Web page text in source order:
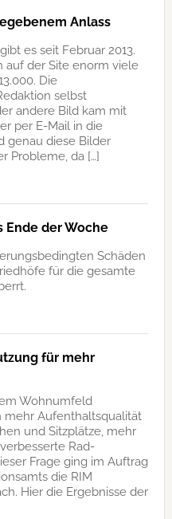
Anlass
es seit Februar 2013.
auf der Site enorm viele
Die
selbst
andere Bild kam mit
per E-Mail in die
genau diese Bilder
Probleme, da […]
Ende der Woche
Schäden
für die gesamte
für mehr
Wohnumfeld
mehr Aufenthaltsqualität
und Sitzplätze, mehr
Rad-
Frage ging im Auftrag
die RIM
Hier die Ergebnisse der